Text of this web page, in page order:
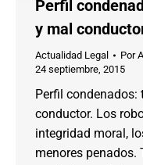
Perfil
y mal
Actualidad Legal Por
24 septiembre, 2015
Perfil condenados:
conductor. Los
integridad moral,
menores penados.